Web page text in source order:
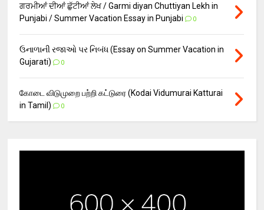
ਗਰਮੀਆਂ ਦੀਆਂ ਛੁੱਟੀਆਂ ਲੇਖ / Garmi diyan Chuttiyan Lekh in
Punjabi / Summer Vacation Essay in Punjabi
0
ઉનાળાની રજાઓ પર નિબંધ (Essay on Summer Vacation in
Gujarati)
0
கோடை விடுமுறை பற்றி கட்டுரை (Kodai Vidumurai Katturai
in Tamil)
0